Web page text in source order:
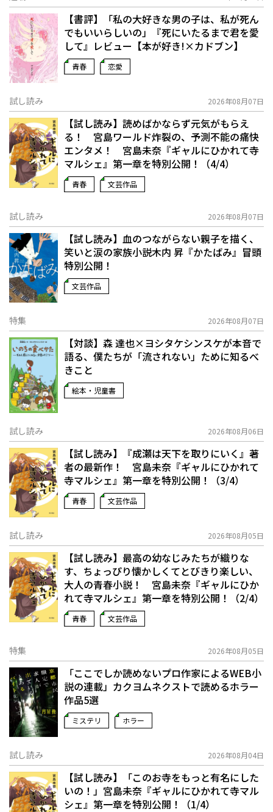
【書評】「私の大好きな男の子は、私が死ん
でもいいらしいの」――『死にいたるまで君を愛
して』レビュー【本が好き!×カドブン】
青春 恋愛
試し読み 2026年08月07日
【試し読み】読めばかならず元気がもらえ
る！ 宮島ワールド炸裂の、予測不能の痛快
エンタメ！ 宮島未奈『ギャルにひかれて寺
マルシェ』第一章を特別公開！（4/4）
青春 文芸作品
試し読み 2026年08月07日
【試し読み】血のつながらない親子を描く、
笑いと涙の家族小説――木内 昇『かたばみ』冒頭
特別公開！
文芸作品
特集 2026年08月07日
【対談】森 達也×ヨシタケシンスケが本音で
語る、僕たちが「流されない」ために知るべ
きこと
絵本・児童書
試し読み 2026年08月06日
【試し読み】『成瀬は天下を取りにいく』著
者の最新作！ 宮島未奈『ギャルにひかれて
寺マルシェ』第一章を特別公開！（3/4）
青春 文芸作品
試し読み 2026年08月05日
【試し読み】最高の幼なじみたちが織りな
す、ちょっぴり懐かしくてとびきり楽しい、
大人の青春小説！ 宮島未奈『ギャルにひか
れて寺マルシェ』第一章を特別公開！（2/4）
青春 文芸作品
特集 2026年08月05日
「ここでしか読めないプロ作家によるWEB小
説の連載」――カクヨムネクストで読めるホラー
作品5選
ミステリ ホラー
試し読み 2026年08月04日
【試し読み】「このお寺をもっと有名にした
いの！」宮島未奈『ギャルにひかれて寺マル
シェ』第一章を特別公開！（1/4）